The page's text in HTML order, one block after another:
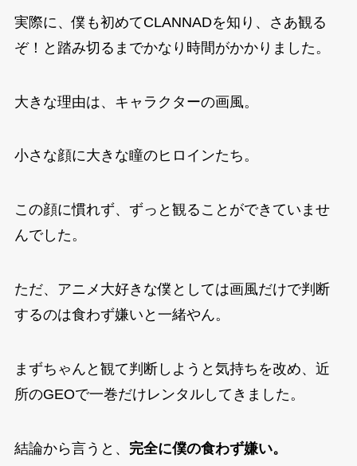
実際に、僕も初めてCLANNADを知り、さあ観る
ぞ！と踏み切るまでかなり時間がかかりました。
大きな理由は、キャラクターの画風。
小さな顔に大きな瞳のヒロインたち。
この顔に慣れず、ずっと観ることができていませ
んでした。
ただ、アニメ大好きな僕としては画風だけで判断
するのは食わず嫌いと一緒やん。
まずちゃんと観て判断しようと気持ちを改め、近
所のGEOで一巻だけレンタルしてきました。
結論から言うと、 完全に僕の食わず嫌い。